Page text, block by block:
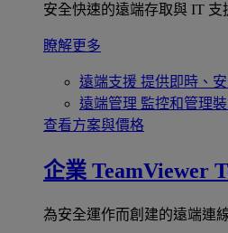
安全快速的遠端存取與 IT 支
瞭解更多
遠端支援 提供即時、
遠端管理 監控和管理
查看方案與價格
企業 TeamViewer
為安全運作而創建的遠端連